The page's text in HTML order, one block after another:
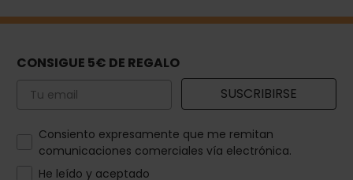
CONSIGUE 5€ DE REGALO
Email SUSCRIBIRSE
How would you like to hear from us?
Consiento expresamente que me remitan
comunicaciones comerciales vía electrónica.
He leído y aceptado